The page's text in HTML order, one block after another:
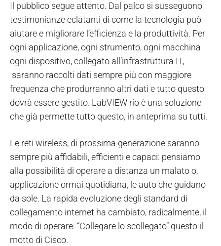
Il pubblico segue attento. Dal palco si susseguono
testimonianze eclatanti di come la tecnologia può
aiutare e migliorare l’efficienza e la produttività. Per
ogni applicazione, ogni strumento, ogni macchina
ogni dispositivo, collegato all’infrastruttura IT,
saranno raccolti dati sempre più con maggiore
frequenza che produrranno altri dati e tutto questo
dovrà essere gestito. LabVIEW rio è una soluzione
che già permette tutto questo, in anteprima su tutti.
Le reti wireless, di prossima generazione saranno
sempre più affidabili, efficienti e capaci: pensiamo
alla possibilità di operare a distanza un malato o,
applicazione ormai quotidiana, le auto che guidano
da sole. La rapida evoluzione degli standard di
collegamento internet ha cambiato, radicalmente, il
modo di operare: “Collegare lo scollegato” questo il
motto di Cisco.